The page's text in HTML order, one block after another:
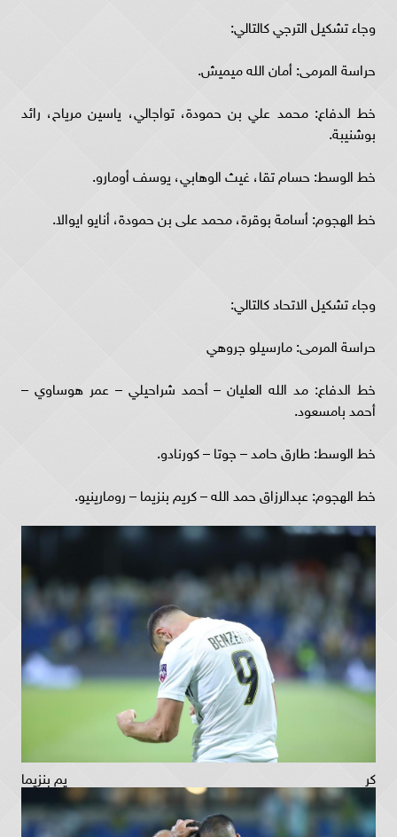
وجاء تشكيل الترجي كالتالي:
حراسة المرمى: أمان الله ميميش.
خط الدفاع: محمد علي بن حمودة، تواجالي، ياسين مرياح، رائد
بوشنيبة.
خط الوسط: حسام تقا، غيث الوهابي، يوسف أومارو.
خط الهجوم: أسامة بوقرة، محمد على بن حمودة، أنايو ايوالا.
وجاء تشكيل الاتحاد كالتالي:
حراسة المرمى: مارسيلو جروهي
خط الدفاع: مد الله العليان – أحمد شراحيلي – عمر هوساوي –
أحمد بامسعود.
خط الوسط: طارق حامد – جوتا – كورنادو.
خط الهجوم: عبدالرزاق حمد الله – كريم بنزيما – رومارينيو.
كريم بنزيما